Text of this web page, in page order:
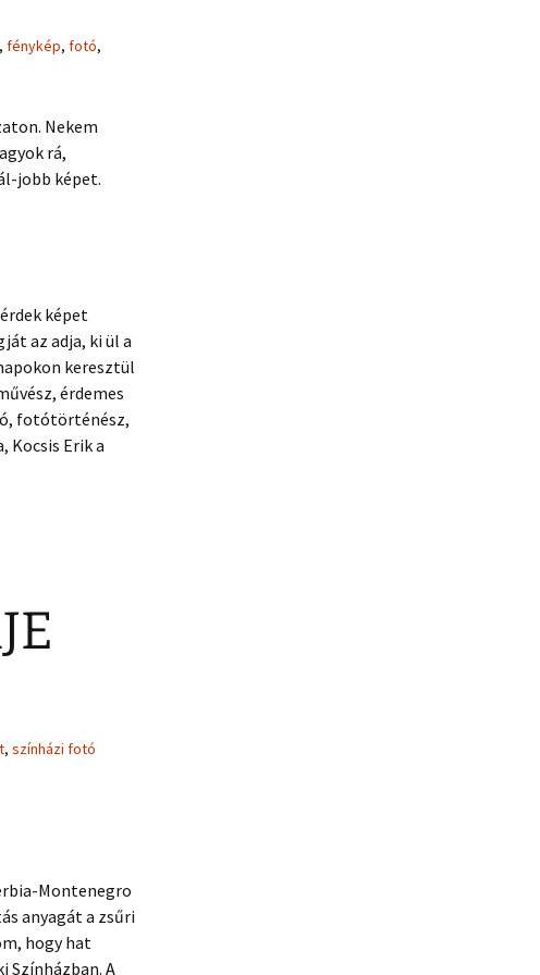
, fénykép, fotó,
Nekem
rá,
jobb képet.
képet
az adja, ki ül a
keresztül
érdemes
fotótörténész,
Kocsis Erik a
, színházi fotó
Montenegro
anyagát a zsűri
hogy hat
Színházban. A